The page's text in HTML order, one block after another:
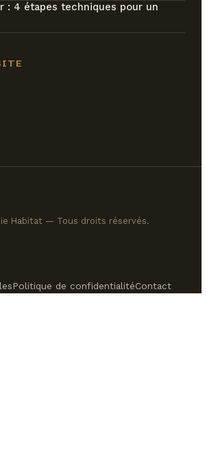
: 4 étapes techniques pour un
Habitat — Tous droits réservés.
Politique de confidentialitéContact